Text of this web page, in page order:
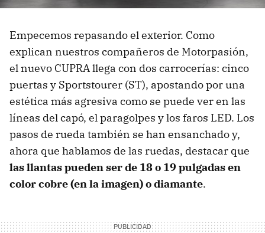
Empecemos repasando el exterior. Como
explican nuestros compañeros de Motorpasión,
el nuevo CUPRA llega con dos carrocerías: cinco
puertas y Sportstourer (ST), apostando por una
estética más agresiva como se puede ver en las
líneas del capó, el paragolpes y los faros LED. Los
pasos de rueda también se han ensanchado y,
ahora que hablamos de las ruedas, destacar que
las llantas pueden ser de 18 o 19 pulgadas en
color cobre (en la imagen) o diamante.